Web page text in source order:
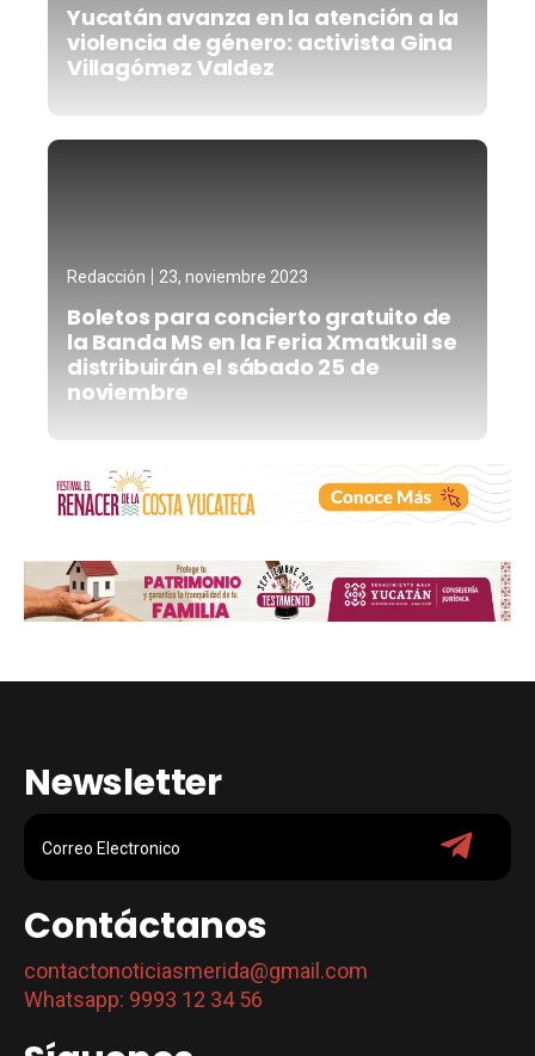
Yucatán avanza en la atención a la
violencia de género: activista Gina
Villagómez Valdez
Redacción 23, noviembre 2023
Boletos para concierto gratuito de
la Banda MS en la Feria Xmatkuil se
distribuirán el sábado 25 de
noviembre
Newsletter
Contáctanos
contactonoticiasmerida@gmail.com
Whatsapp: 9993 12 34 56